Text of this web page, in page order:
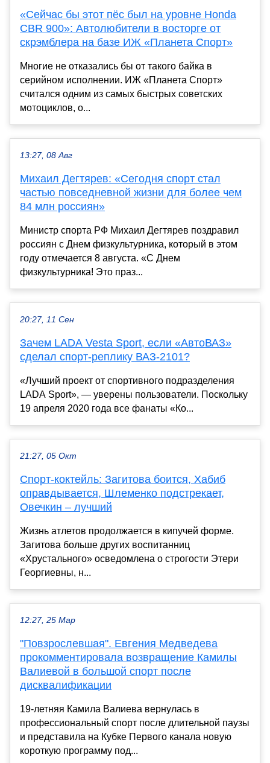
«Сейчас бы этот пёс был на уровне Honda
CBR 900»: Автолюбители в восторге от
скрэмблера на базе ИЖ «Планета Спорт»
Многие не отказались бы от такого байка в
серийном исполнении. ИЖ «Планета Спорт»
считался одним из самых быстрых советских
мотоциклов, о...
13:27, 08 Авг
Михаил Дегтярев: «Сегодня спорт стал
частью повседневной жизни для более чем
84 млн россиян»
Министр спорта РФ Михаил Дегтярев поздравил
россиян с Днем физкультурника, который в этом
году отмечается 8 августа. «С Днем
физкультурника! Это праз...
20:27, 11 Сен
Зачем LADA Vesta Sport, если «АвтоВАЗ»
сделал спорт-реплику ВАЗ-2101?
«Лучший проект от спортивного подразделения
LADA Sport», — уверены пользователи. Поскольку
19 апреля 2020 года все фанаты «Ко...
21:27, 05 Окт
Спорт-коктейль: Загитова боится, Хабиб
оправдывается, Шлеменко подстрекает,
Овечкин – лучший
Жизнь атлетов продолжается в кипучей форме.
Загитова больше других воспитанниц
«Хрустального» осведомлена о строгости Этери
Георгиевны, н...
12:27, 25 Мар
"Повзрослевшая". Евгения Медведева
прокомментировала возвращение Камилы
Валиевой в большой спорт после
дисквалификации
19-летняя Камила Валиева вернулась в
профессиональный спорт после длительной паузы
и представила на Кубке Первого канала новую
короткую программу под...